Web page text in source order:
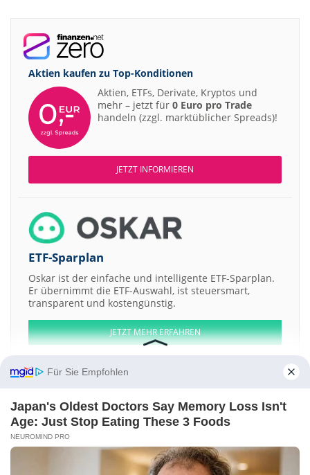
Aktien kaufen zu Top-Konditionen
Aktien, ETFs, Derivate, Kryptos und
mehr – jetzt für 0 Euro pro Trade
handeln (zzgl. marktüblicher Spreads)!
JETZT INFORMIEREN
ETF-Sparplan
Oskar ist der einfache und intelligente ETF-Sparplan.
Er übernimmt die ETF-Auswahl, ist steuersmart,
transparent und kostengünstig.
JETZT MEHR ERFAHREN
Aktien ATX DAX EuroStoxx 50 Dow Jones NASDAQ 100 Nikkei 225
S&P 500
Weitere Aktien:
Vanguard International Semiconductor TeamViewer
Für Sie Empfohlen
Japan's Oldest Doctors Say Memory Loss Isn't
Age: Just Stop Eating These 3 Foods
NEUROMIND PRO